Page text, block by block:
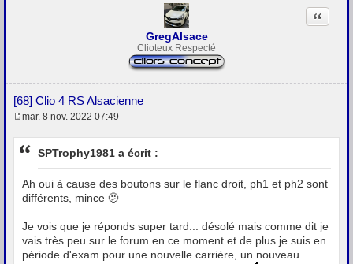
GregAlsace
Clioteux Respecté
[68] Clio 4 RS Alsacienne
Citation
e
s
g
e
mar. 8 nov. 2022 07:49
SPTrophy1981 a écrit :
Ah oui à cause des boutons sur le flanc droit, ph1 et ph2 sont
différents, mince 🫤
Je vois que je réponds super tard... désolé mais comme dit je
vais très peu sur le forum en ce moment et de plus je suis en
période d'exam pour une nouvelle carrière, un nouveau